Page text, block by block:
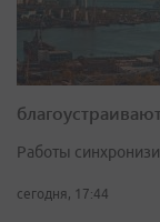
Работы
сегодня, 17:44